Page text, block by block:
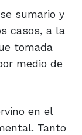
sumario y
casos, a la
tomada
medio de
en el
Tanto